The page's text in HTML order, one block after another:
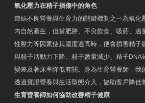
氧化壓力在精子損傷中的角色
連結不良營養與生育力的關鍵機制之一為氧化
內自然產生，但當肥胖、不良飲食、吸菸、過
性壓力等因素使其濃度過高時，便會損害精子
與精子活動力下降、精子數量減少、精子DNA
變差及著床率降低有關。身為生育營養師，我
透過實證營養與生活型態介入，協助客戶降低
生育營養師如何協助改善精子健康